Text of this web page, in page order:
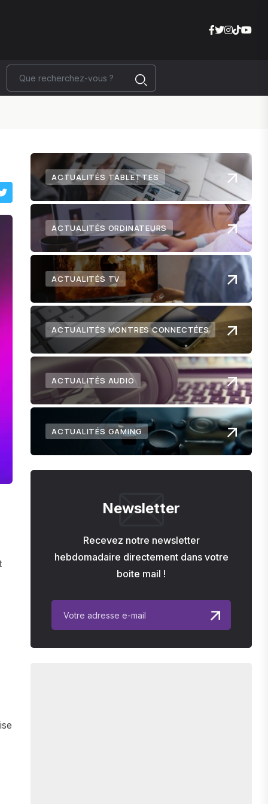
ACTUALITÉS TABLETTES
ACTUALITÉS ORDINATEURS
ACTUALITÉS TV
ACTUALITÉS MONTRES CONNECTÉES
ACTUALITÉS AUDIO
ACTUALITÉS GAMING
Newsletter
Recevez notre newsletter
hebdomadaire directement dans votre
boite mail !